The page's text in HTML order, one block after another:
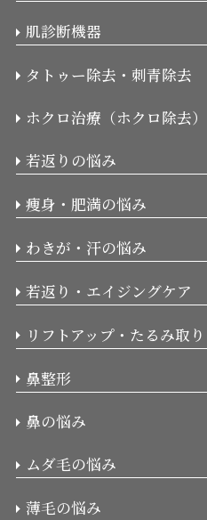
肌診断機器
タトゥー除去・刺青除去
ホクロ治療（ホクロ除去）
若返りの悩み
痩身・肥満の悩み
わきが・汗の悩み
若返り・エイジングケア
リフトアップ・たるみ取り
鼻整形
鼻の悩み
ムダ毛の悩み
薄毛の悩み